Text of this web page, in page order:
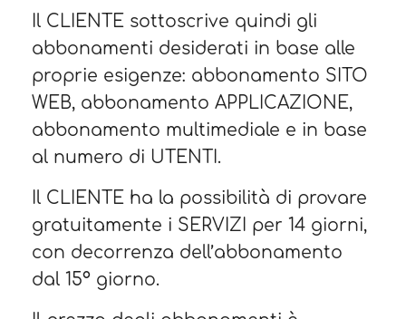
Il CLIENTE sottoscrive quindi gli
abbonamenti desiderati in base alle
proprie esigenze: abbonamento SITO
WEB, abbonamento APPLICAZIONE,
abbonamento multimediale e in base
al numero di UTENTI.
Il CLIENTE ha la possibilità di provare
gratuitamente i SERVIZI per 14 giorni,
con decorrenza dell’abbonamento
dal 15° giorno.